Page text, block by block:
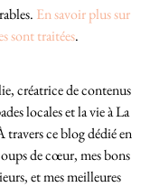
En savoir plus sur
sont traitées.
créatrice de contenus
locales et la vie à La
travers ce blog dédié en
de cœur, mes bons
et mes meilleures